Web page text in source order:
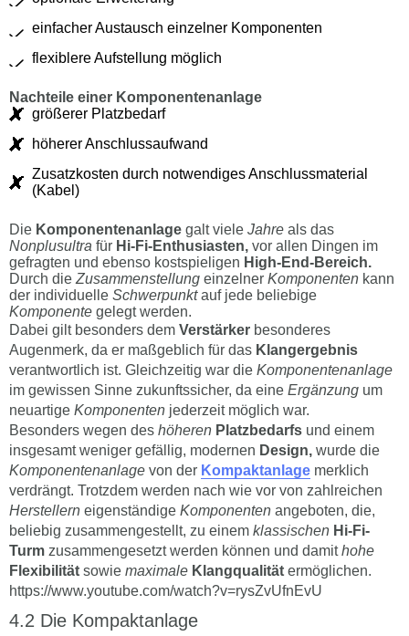
einfacher Austausch einzelner Komponenten
flexiblere Aufstellung möglich
Nachteile einer Komponentenanlage
größerer Platzbedarf
höherer Anschlussaufwand
Zusatzkosten durch notwendiges Anschlussmaterial
(Kabel)
Die Komponentenanlage galt viele Jahre als das
Nonplusultra für Hi-Fi-Enthusiasten, vor allen Dingen im
gefragten und ebenso kostspieligen High-End-Bereich.
Durch die Zusammenstellung einzelner Komponenten kann
der individuelle Schwerpunktauf jede beliebige
Komponente gelegt werden.
Dabei gilt besonders dem Verstärker besonderes
Augenmerk, da er maßgeblich für das Klangergebnis
verantwortlich ist. Gleichzeitig war die Komponentenanlage
im gewissen Sinne zukunftssicher, da eine Ergänzung um
neuartige Komponenten jederzeit möglich war.
Besonders wegen des höheren Platzbedarfs und einem
insgesamt weniger gefällig, modernen Design, wurde die
Komponentenanlage von der Kompaktanlage merklich
verdrängt. Trotzdem werden nach wie vor von zahlreichen
Herstellern eigenständige Komponenten angeboten, die,
beliebig zusammengestellt, zu einem klassischen Hi-Fi-
Turm zusammengesetzt werden können und damithohe
Flexibilität sowie maximale Klangqualität ermöglichen.
https://www.youtube.com/watch?v=rysZvUfnEvU
Die Kompaktanlage